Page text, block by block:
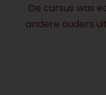
De cursus was
andere ouders